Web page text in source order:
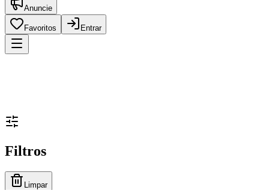
Anuncie
Favoritos Entrar
Filtros
Limpar